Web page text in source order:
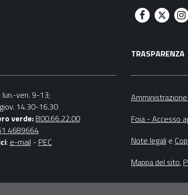
F
c
e
o
k
T
i
t
r
I
s
t
r
a
m
lun.-ven. 9-13;
14.30-16.30
verde:800.66.22.00
4689664
: e-mail - PEC
TRASPARENZA
Foia - Accesso
Note legali e
Mappa del sito,